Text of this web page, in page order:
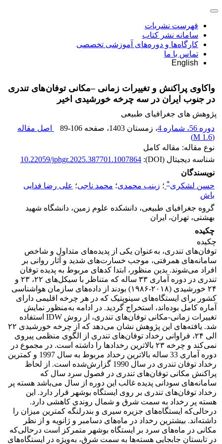
فهرست نشریات
سامانه نشر کتاب
کارگاه‌ها و دوره‌های آموزشی تخصصی
تماس با ما
English
واکاوی پراکنش و تغییرات زمانی –مکانی توفان‌های تندری
در جنوب ایران در سه چرخه خورشیدی اخیر
پژوهش های جغرافیای طبیعی
دوره 56، شماره 4
، زمستان 1403 ، صفحه 89-106
اصل مقاله
(
1.6 M
)
نوع مقاله: مقاله کامل
شناسه دیجیتال (DOI):
10.22059/jphgr.2025.387701.1007864
نویسندگان
حسن لشکری* ؛ زینب محمدی؛ محمد ناجی؛ علی رضا فدایی
باش
گروه جغرافیای طبیعی، دانشکده علوم زمین، دانشگاه شهید
بهشتی، تهران، ایران
چکیده
چکیده
توفان‌های تندری، به‌عنوان یکی از پدیده‌های متداول و شاخص
سامانه‌های همرفتی، موجب خسارت‌های شدید و آثار روانی بر
افراد می‌شوند. بدین منظور، ابتدا کدهای مربوط به پدیده توفان
تندری در دوره آماری ۳۳ ساله که متناظر با سیکل‌های ۲۲، ۲۳ و
۲۴ خورشیدی (۲۰۱۸-۱۹۸۶) بودند از داده‌های سازمان هواشناسی
کشور برای ایستگاه‌های سینوپتیک که در هر چرخه اقلیمی دارای
آماره کامل بوده‌اند، استخراج گردید. در ادامه به‌منظور نمایش
تغییرات زمانی-مکانی توفان‌های تندری، از روش IDW استفاده
شد. یافته‌های این پژوهش نشان می‌دهد که از چرخه خورشیدی ۲۲
الی ۲۴، فراوانی رخداد توفان‌های تندری از الگوی منظمی پیروی
نمی‌کند و چرخه ۲۳ بالاترین رخدادها را داشته است. در مجموع در
دوره آماری 33 ساله بالاترین رخداد مربوط به سال 1997 و کمترین
رخداد توفان تندری در سال 1990 گزارش‌شده است. از لحاظ
پراکنش مکانی توفان‌های تندری در فصول سرد سال که
سامانه‌های سودانی پدیده غالب این دوره از سال می‌باشد هسته پر
رخداد توفان‌های تندری بر روی ایستگاه بوشهر قرار دارد. این
هسته پر رخداد به سمت شرق و شمال روندی کاهشی دارد.
درحالی‌که ایستگاه‌های جزیره سیری و بندرلنگه کمترین میزان را
داشته‌اند. بیشترین رخداد در ماه‌های دسامبر و ژانویه و از نظر
مکانی در ماه‌های سرد بر ایستگاه بوشهر متمرکز است درحالی‌که
در تابستان جابجایی هسته‌ها به سمت شرق، به‌ویژه در ایستگاه‌های